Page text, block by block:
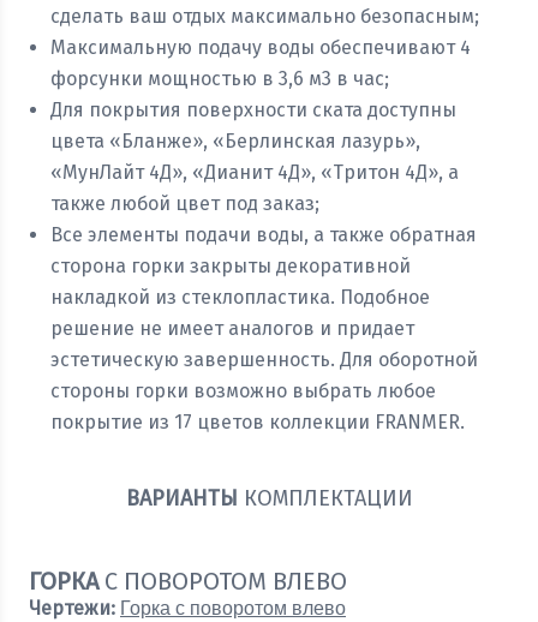
сделать ваш отдых максимально безопасным;
Максимальную подачу воды обеспечивают 4
форсунки мощностью в 3,6 м3 в час;
Для покрытия поверхности ската доступны
цвета «Бланже», «Берлинская лазурь»,
«МунЛайт 4Д», «Дианит 4Д», «Тритон 4Д», а
также любой цвет под заказ;
Все элементы подачи воды, а также обратная
сторона горки закрыты декоративной
накладкой из стеклопластика. Подобное
решение не имеет аналогов и придает
эстетическую завершенность. Для оборотной
стороны горки возможно выбрать любое
покрытие из 17 цветов коллекции FRANMER.
ВАРИАНТЫ КОМПЛЕКТАЦИИ
ГОРКАС ПОВОРОТОМ ВЛЕВО
Чертежи: Горка с поворотом влево